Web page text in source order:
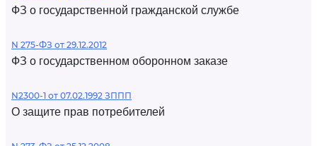
ФЗ о государственной гражданской службе
N 275-ФЗ от 29.12.2012
ФЗ о государственном оборонном заказе
N2300-1 от 07.02.1992 ЗППП
О защите прав потребителей